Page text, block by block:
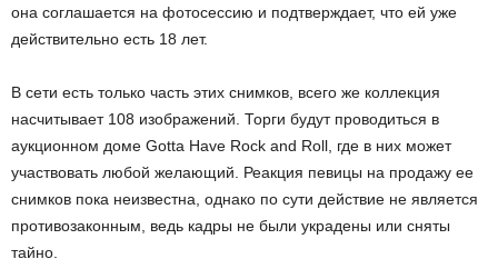
она соглашается на фотосессию и подтверждает, что ей уже
действительно есть 18 лет.
В сети есть только часть этих снимков, всего же коллекция
насчитывает 108 изображений. Торги будут проводиться в
аукционном доме Gotta Have Rock and Roll, где в них может
участвовать любой желающий. Реакция певицы на продажу ее
снимков пока неизвестна, однако по сути действие не является
противозаконным, ведь кадры не были украдены или сняты
тайно.